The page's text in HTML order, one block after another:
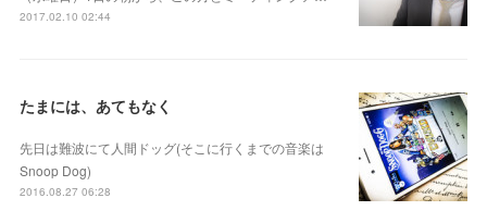
2017.02.10 02:44
たまには、あてもなく
先日は難波にて人間ドッグ(そこに行くまでの音楽は
Snoop Dog)
2016.08.27 06:28